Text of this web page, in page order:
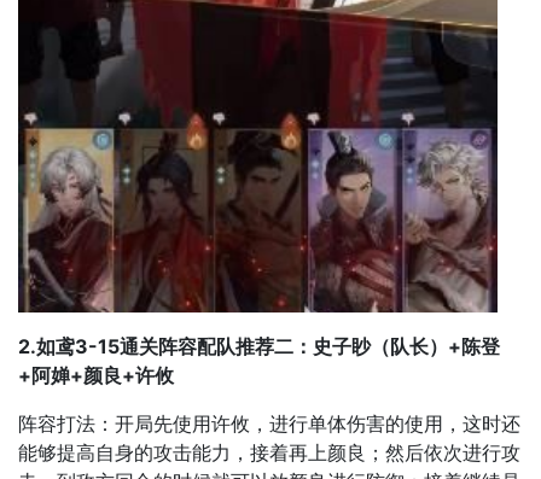
2.如鸢3-15通关阵容配队推荐二：史子眇（队长）+陈登
+阿婵+颜良+许攸
阵容打法：开局先使用许攸，进行单体伤害的使用，这时还
能够提高自身的攻击能力，接着再上颜良；然后依次进行攻